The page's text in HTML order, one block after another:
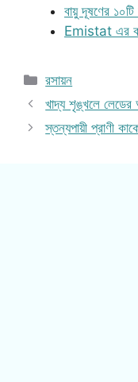
বায়ু দূষণের
Emistat এর
Categories
রসায়ন
খাদ্য শৃঙ্খলে
স্তন্যপায়ী প্রাণী